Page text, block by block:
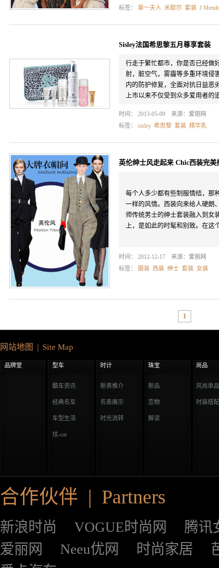
标签： 第一夫人 米歇尔 套装 J
Sisley法国希思黎五月尊享套装
行走于繁忙都市，你是否已经做
射，脏空气，雾霾等多重环境侵
内的防护修复，全面对抗日益恶
上市以来不仅受到众多爱用者的
时间： 2013-05-09 来源： 爱丽网
标签： sisley 希思黎 套装 精华乳
英伦绅士风走起来 Chic西装完美
每个人多少都有些制服情结，那
一样的风情。西装向来给人硬朗
师传统男士的绅士套装融入到女
上，是如此的时髦和别致。在这
时间： 2012-12-17 来源： 爱丽网
标签： 服装 西装 绅士 套装 女装
1
网站地图 | Site Map
品牌堂 型车 时计 珠宝 尚品
酷车资讯
经典名车
车型生活
炫-car
新表推介
名表展示
时光流转
新品
恋物
解读
风尚单品
时装搭配
合作伙伴 | Partners
新浪时尚 VOGUE时尚网
腾讯
爱丽网
Neeu优网 时尚家居